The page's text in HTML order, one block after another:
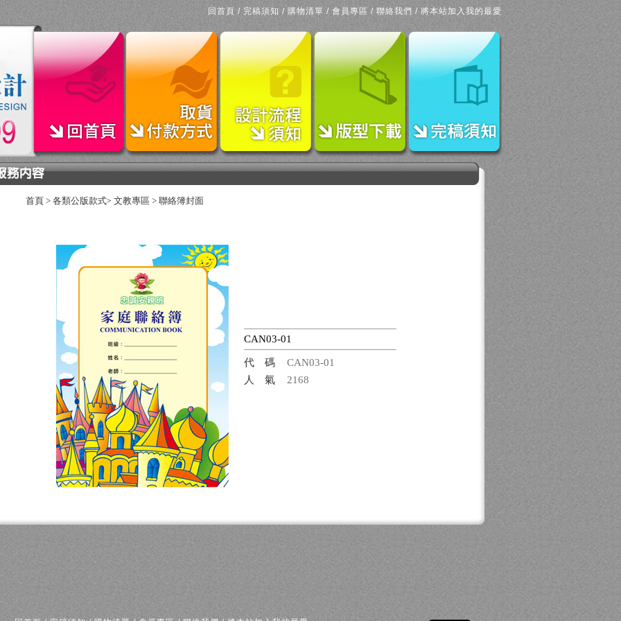
回首頁 /完稿須知 / 購物清單 / 會員專區 / 聯絡我們 / 將本站加入我的最愛
首頁 > 各類公版款式> 文教專區 > 聯絡簿封面
CAN03-01
代碼
CAN03-01
人氣
2168